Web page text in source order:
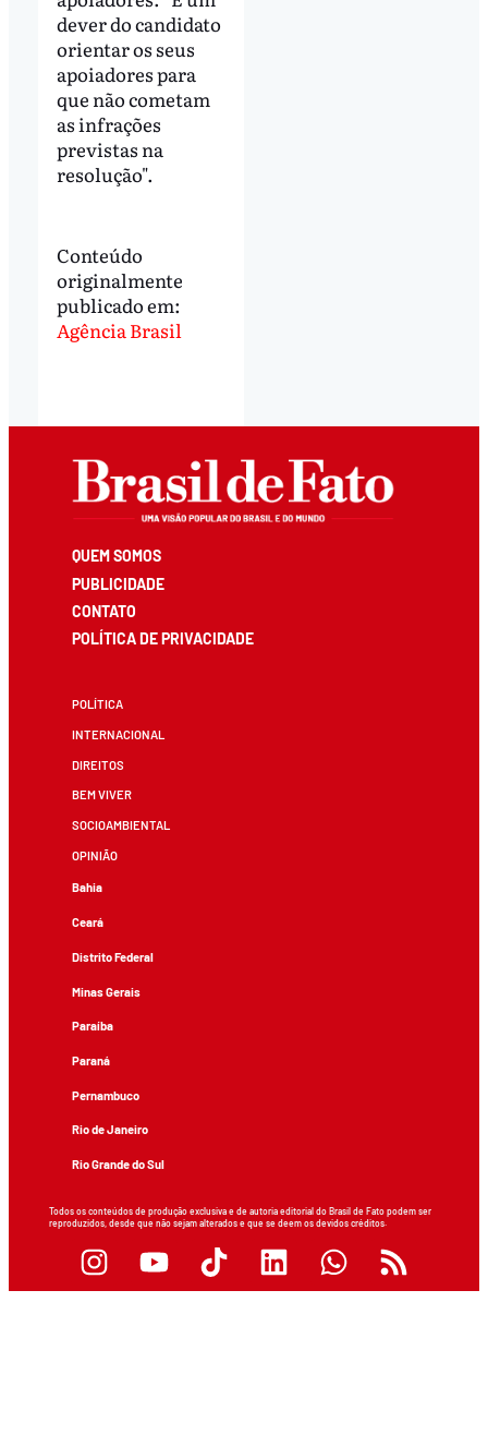
dever do candidato
orientar os seus
apoiadores para
que não cometam
as infrações
previstas na
resolução".
Conteúdo
originalmente
publicado em:
Agência Brasil
QUEM SOMOS
PUBLICIDADE
CONTATO
POLÍTICA DE PRIVACIDADE
POLÍTICA
INTERNACIONAL
DIREITOS
BEM VIVER
SOCIOAMBIENTAL
OPINIÃO
Bahia
Ceará
Distrito Federal
Minas Gerais
Paraíba
Paraná
Pernambuco
Rio de Janeiro
Rio Grande do Sul
Todos os conteúdos de produção exclusiva e de autoria editorial do Brasil de Fato podem ser
reproduzidos, desde que não sejam alterados e que se deem os devidos créditos.